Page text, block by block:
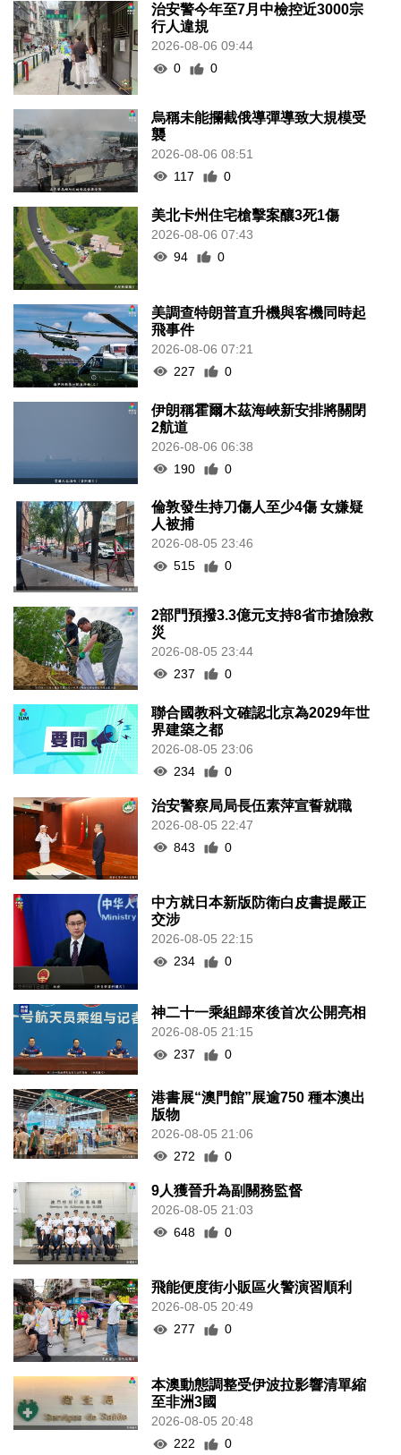
治安警今年至7月中檢控近3000宗
行人違規
2026-08-06 09:44
0
0
烏稱未能攔截俄導彈導致大規模受
襲
2026-08-06 08:51
117
0
美北卡州住宅槍擊案釀3死1傷
2026-08-06 07:43
94
0
美調查特朗普直升機與客機同時起
飛事件
2026-08-06 07:21
227
0
伊朗稱霍爾木茲海峽新安排將關閉
2航道
2026-08-06 06:38
190
0
倫敦發生持刀傷人至少4傷 女嫌疑
人被捕
2026-08-05 23:46
515
0
2部門預撥3.3億元支持8省市搶險救
災
2026-08-05 23:44
237
0
聯合國教科文確認北京為2029年世
界建築之都
2026-08-05 23:06
234
0
治安警察局局長伍素萍宣誓就職
2026-08-05 22:47
843
0
中方就日本新版防衛白皮書提嚴正
交涉
2026-08-05 22:15
234
0
神二十一乘組歸來後首次公開亮相
2026-08-05 21:15
237
0
港書展“澳門館”展逾750 種本澳出
版物
2026-08-05 21:06
272
0
9人獲晉升為副關務監督
2026-08-05 21:03
648
0
飛能便度街小販區火警演習順利
2026-08-05 20:49
277
0
本澳動態調整受伊波拉影響清單縮
至非洲3國
2026-08-05 20:48
222
0